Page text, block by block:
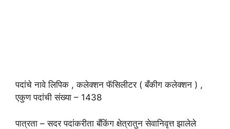
पदांचे नावे लिपिक , कलेक्शन फॅसिलीटर ( बँकीग कलेक्शन ) ,
एकुण पदांची संख्या – 1438
पात्रता – सदर पदांकरीता बँकिंग क्षेत्रातुन सेवानिवृत्त झालेले